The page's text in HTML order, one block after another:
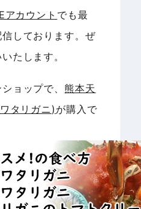
カウント でも最
しております。ぜ
たします。
ョップで、 熊本天
タリガニ)が購入で